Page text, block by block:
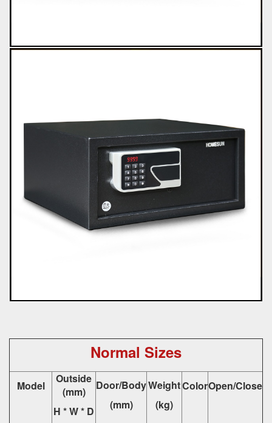
Normal Sizes
Model
Outside
(mm)
H * W * D
Door/Body
(mm)
Weight
(kg)
ColorOpen/Close